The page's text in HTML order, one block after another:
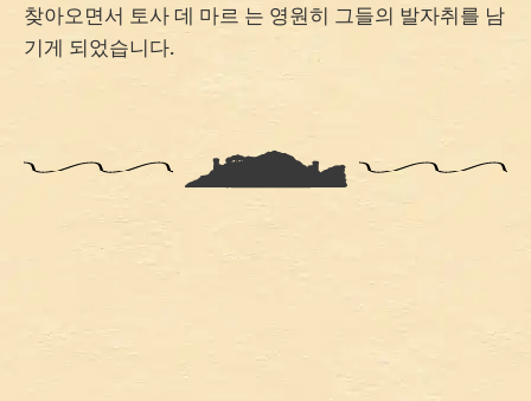
찾아오면서 토사 데 마르 는 영원히 그들의 발자취를 남
기게 되었습니다.